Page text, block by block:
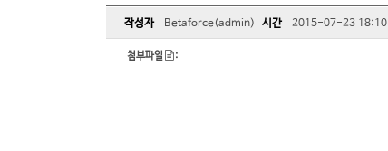
작성자 Betaforce(admin) 시간 2015-07-23
첨부파일 :